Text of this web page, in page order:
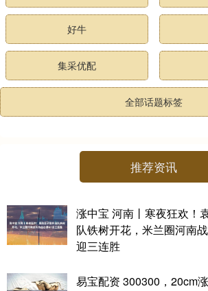
好牛
集采优配
全部话题标签
推荐资讯
涨中宝 河南丨寒夜狂欢！
队铁树开花，米兰圈河南
迎三连胜
易宝配资 300300，20cm涨